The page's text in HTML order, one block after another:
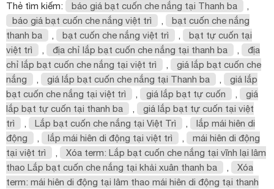
Thẻ tìm kiếm:
báo giá bạt cuốn che nắng tại Thanh ba
,
báo giá bạt cuốn che nắng việt trì
,
bạt cuốn che nắng
thanh ba
, bạt cuốn che nắng việt trì ,
bạt tự cuốn tại
việt trì
, địa chỉ lắp bạt cuốn che nắng tại thanh ba ,
địa
chỉ lắp bạt cuốn che nắng tại việt trì
,
giá lắp bạt cuốn che
nắng
, giá lắp bạt cuốn che nắng tại Thanh ba ,
giá lắp
bạt cuốn che nắng tại việt trì
, giá lắp bạt tự cuốn ,
giá
lắp bạt tự cuốn tại thanh ba
,
giá lắp bạt tự cuốn tại việt
trì
, Lắp bạt cuốn che nắng tại Việt Trì ,
lắp mái hiên di
động
, lắp mái hiên di động tại việt trì ,
mái hiên di động
tại việt trì
,
Xóa term: Lắp bạt cuốn che nắng tại vĩnh lại lâm
thao Lắp bạt cuốn che nắng tại khải xuân thanh ba
,
Xóa
term: mái hiên di động tại lâm thao mái hiên di động tại thanh